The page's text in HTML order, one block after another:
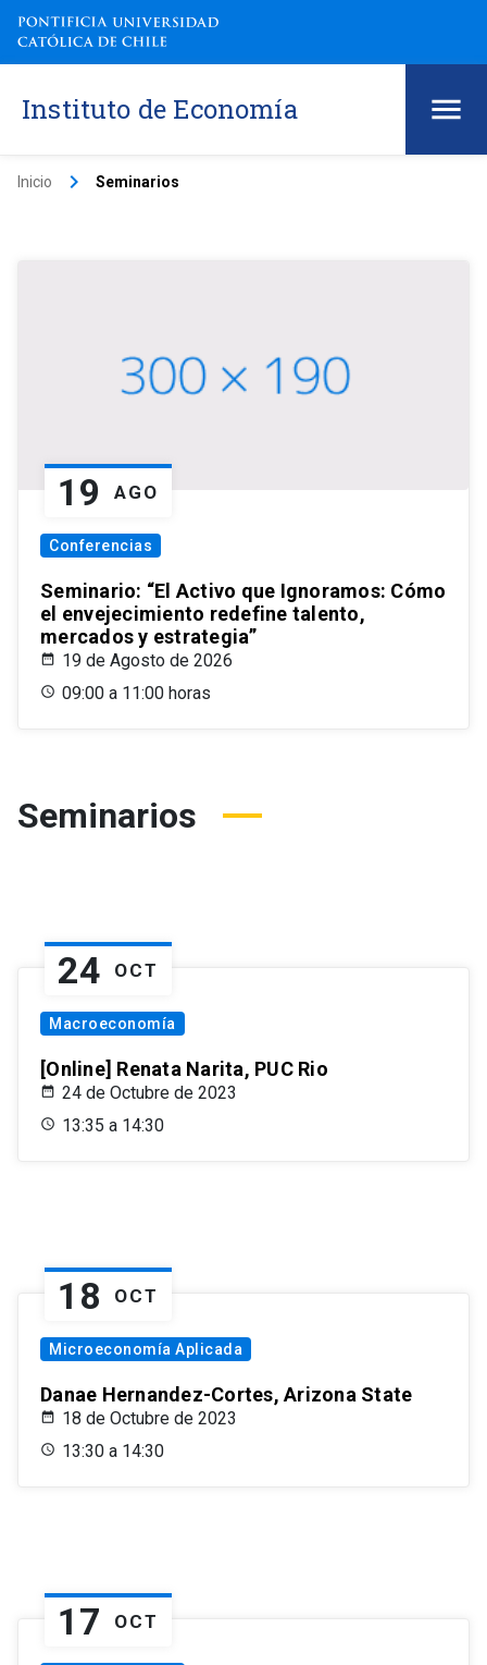
Instituto de Economía
Inicio keyboard_arrow_right Seminarios
19 AGO
Conferencias
Seminario: “El Activo que Ignoramos: Cómo
el envejecimiento redefine talento,
mercados y estrategia”
19 de Agosto de 2026
09:00 a 11:00 horas
Seminarios
24 OCT
Macroeconomía
[Online] Renata Narita, PUC Rio
24 de Octubre de 2023
13:35 a 14:30
18 OCT
Microeconomía Aplicada
Danae Hernandez-Cortes, Arizona State
18 de Octubre de 2023
13:30 a 14:30
17 OCT